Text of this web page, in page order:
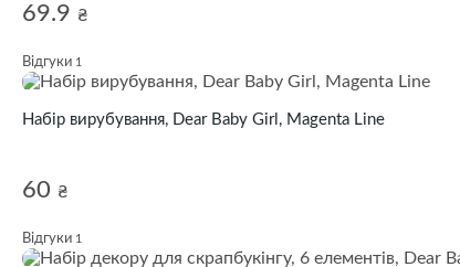
69.9 ₴
Відгуки 1
Набір вирубування, Dear Baby Girl, Magenta Line
60 ₴
Відгуки 1